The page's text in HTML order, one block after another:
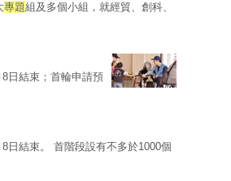
專題組及多個小組，就經貿、創科、
日結束；首輪申請預
日結束。 首階段設有不多於1000個